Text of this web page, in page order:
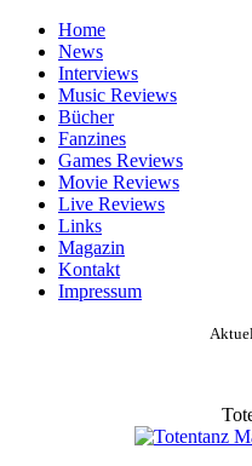
Home
News
Interviews
Music Reviews
Bücher
Fanzines
Games Reviews
Movie Reviews
Live Reviews
Links
Magazin
Kontakt
Impressum